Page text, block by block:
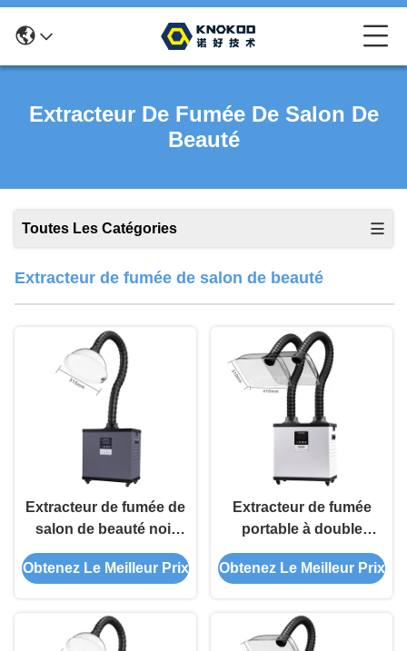
Extracteur De Fumée De Salon De
Beauté
Toutes Les Catégories
Extracteur de fumée de salon de beauté
Extracteur de fumée de
salon de beauté noir
FES200 Nettoyeur de
fumée laser pour salon
moxibustion
Obtenez Le Meilleur Prix
Extracteur de fumée
portable à double
aspiration avec filtration
HEPA et faible bruit
Obtenez Le Meilleur Prix